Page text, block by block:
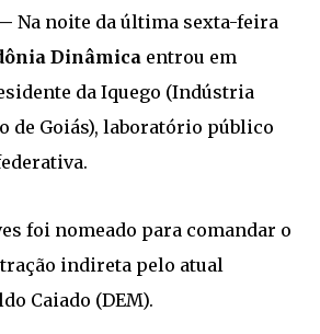
Na noite da última sexta-feira
Dinâmica entrou em
da Iquego (Indústria
de Goiás), laboratório público
foi nomeado para comandar o
indireta pelo atual
Caiado (DEM).